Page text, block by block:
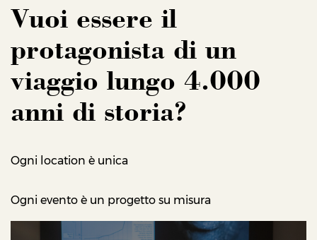
Vuoi essere il
protagonista di un
viaggio lungo 4.000
anni di storia?
Ogni location è unica
Ogni evento è un progetto su misura